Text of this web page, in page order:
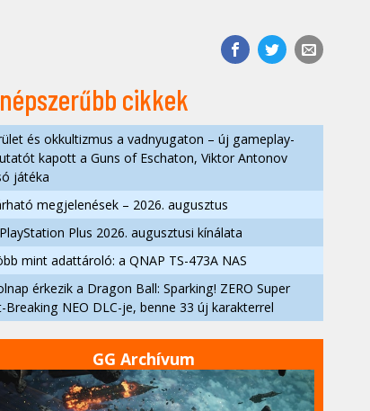
cikkek
és okkultizmus a vadnyugaton – új gameplay-
kapott a Guns of Eschaton, Viktor Antonov
játéka
megjelenések – 2026. augusztus
Plus 2026. augusztusi kínálata
mint adattároló: a QNAP TS-473A NAS
érkezik a Dragon Ball: Sparking! ZERO Super
Breaking NEO DLC-je, benne 33 új karakterrel
GG Archívum